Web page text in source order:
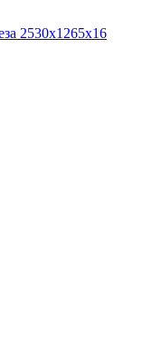
2530х1265х16